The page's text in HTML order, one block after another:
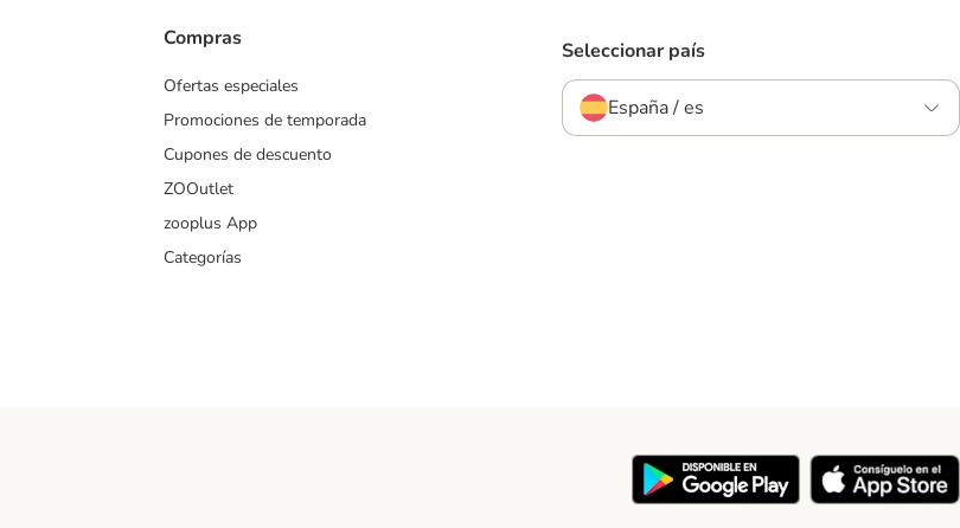
Compras
Ofertas especiales
Promociones de temporada
Cupones de descuento
ZOOutlet
zooplus App
Categorías
Seleccionar país
España / es